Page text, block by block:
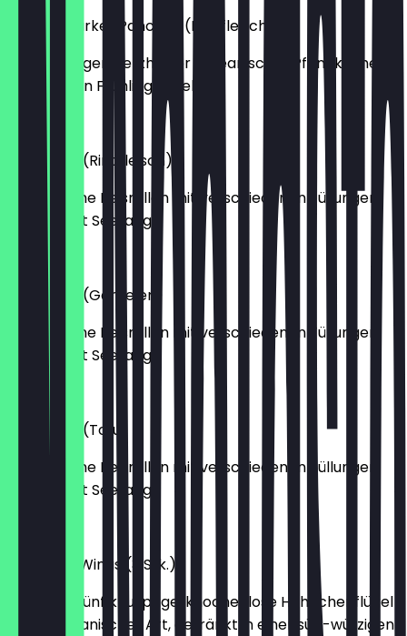
Korean Market Pancake (Rindfleisch)
Ein knuspriger, herzhafter koreanischer Pfannkuchen
mit frischen Frühlingszwiebeln.
€10.90
Bap & Roll (Rindfleisch)
Koreanische Reisrollen mit verschiedenen Füllungen,
umhüllt mit Seetang.
€10.50
Bap & Roll (Garnelen)
Koreanische Reisrollen mit verschiedenen Füllungen,
umhüllt mit Seetang.
€11.00
Bap & Roll (Tofu)
Koreanische Reisrollen mit verschiedenen Füllungen,
umhüllt mit Seetang.
Seoul Fire Wings (3 Stk.)
Drei oder fünf knusprige, knochenlose Hähnchenflügel
nach koreanischer Art, getränkt in einer süß-würzigen